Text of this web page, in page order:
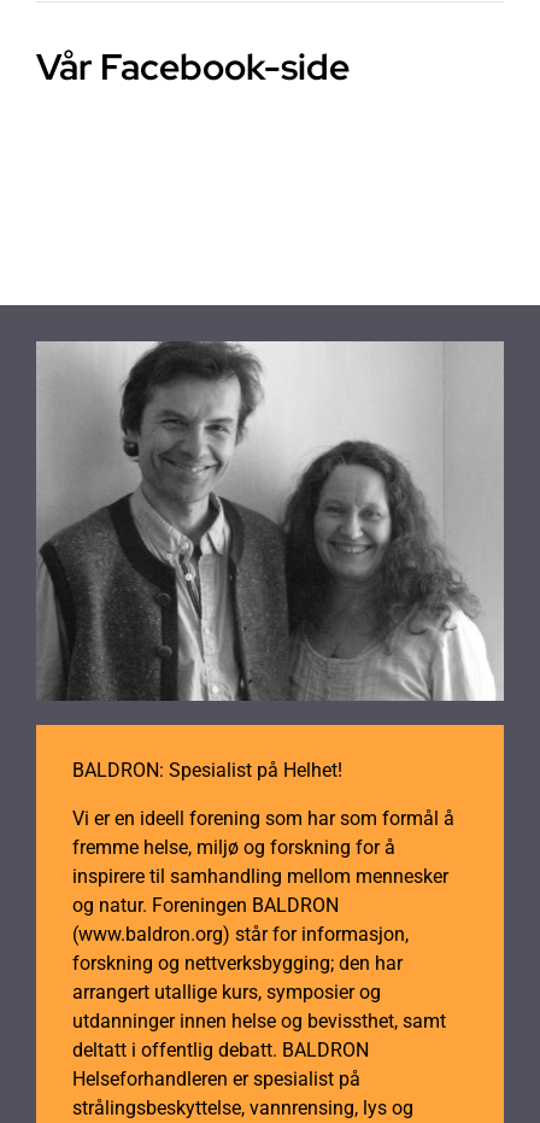
Vår Facebook-side
BALDRON: Spesialist på Helhet!
Vi er en ideell forening som har som formål å
fremme helse, miljø og forskning for å
inspirere til samhandling mellom mennesker
og natur. Foreningen BALDRON
(www.baldron.org) står for informasjon,
forskning og nettverksbygging; den har
arrangert utallige kurs, symposier og
utdanninger innen helse og bevissthet, samt
deltatt i offentlig debatt. BALDRON
Helseforhandleren er spesialist på
strålingsbeskyttelse, vannrensing, lys og